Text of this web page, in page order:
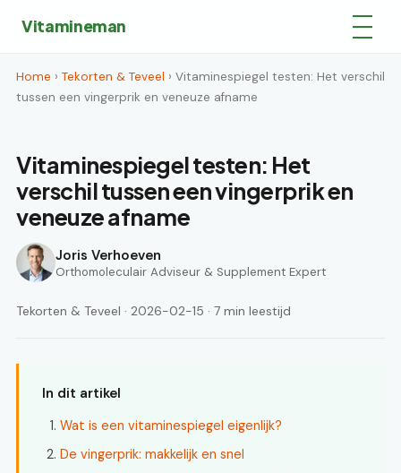
Vitamineman
Home › Tekorten & Teveel › Vitaminespiegel testen: Het verschil
tussen een vingerprik en veneuze afname
Vitaminespiegel testen: Het
verschil tussen een vingerprik en
veneuze afname
Joris Verhoeven
Orthomoleculair Adviseur & Supplement Expert
Tekorten & Teveel · 2026-02-15 · 7 min leestijd
In dit artikel
Wat is een vitaminespiegel eigenlijk?
De vingerprik: makkelijk en snel